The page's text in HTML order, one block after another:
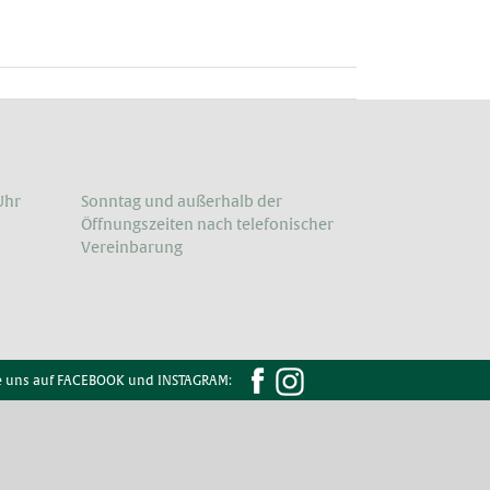
Sonntag und außerhalb der
Öffnungs­zeiten nach telefonischer
Vereinbarung
auf FACEBOOK und INSTAGRAM: